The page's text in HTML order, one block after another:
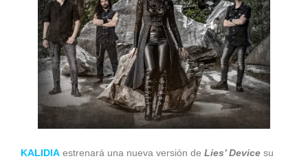
KALIDIA estrenará una nueva versión de Lies’ Device su